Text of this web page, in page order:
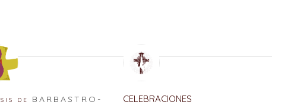
DE BARBASTRO-
CELEBRACIONES